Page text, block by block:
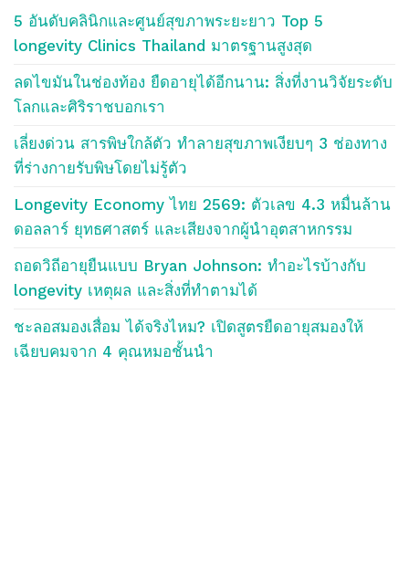
5 อันดับคลินิกและศูนย์สุขภาพระยะยาว Top 5
longevity Clinics Thailand มาตรฐานสูงสุด
ลดไขมันในช่องท้อง ยืดอายุได้อีกนาน: สิ่งที่งานวิจัยระดับ
โลกและศิริราชบอกเรา
เลี่ยงด่วน สารพิษใกล้ตัว ทำลายสุขภาพเงียบๆ 3 ช่องทาง
ที่ร่างกายรับพิษโดยไม่รู้ตัว
Longevity Economy ไทย 2569: ตัวเลข 4.3 หมื่นล้าน
ดอลลาร์ ยุทธศาสตร์ และเสียงจากผู้นำอุตสาหกรรม
ถอดวิถีอายุยืนแบบ Bryan Johnson: ทำอะไรบ้างกับ
longevity เหตุผล และสิ่งที่ทำตามได้
ชะลอสมองเสื่อม ได้จริงไหม? เปิดสูตรยืดอายุสมองให้
เฉียบคมจาก 4 คุณหมอชั้นนำ